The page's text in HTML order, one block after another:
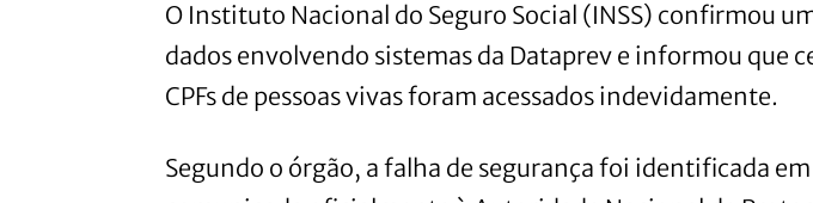
O Instituto Nacional do Seguro Social (INSS) confirmou
dados envolvendo sistemas da Dataprev e informou que
CPFs de pessoas vivas foram acessados indevidamente.
Segundo o órgão, a falha de segurança foi identificada